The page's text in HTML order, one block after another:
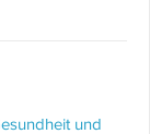
und